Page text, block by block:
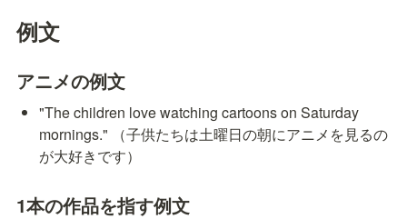
例文
アニメの例文
"The children love watching cartoons on Saturday
mornings." （子供たちは土曜日の朝にアニメを見るの
が大好きです）
1本の作品を指す例文